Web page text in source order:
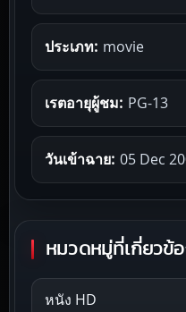
ประเภท: movie
เรตอายุผู้ชม: PG-13
วันเข้าฉาย: 05 Dec
หมวดหมู่ที่เกี่ยวข้
หนัง HD